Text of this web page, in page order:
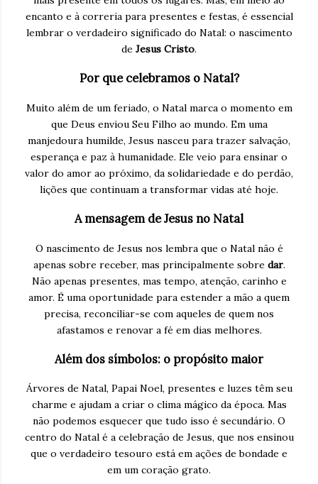
encanto e à correria para presentes e festas, é essencial
lembrar o verdadeiro significado do Natal: o nascimento
de Jesus Cristo.
Por que celebramos o Natal?
Muito além de um feriado, o Natal marca o momento em
que Deus enviou Seu Filho ao mundo. Em uma
manjedoura humilde, Jesus nasceu para trazer salvação,
esperança e paz à humanidade. Ele veio para ensinar o
valor do amor ao próximo, da solidariedade e do perdão,
lições que continuam a transformar vidas até hoje.
A mensagem de Jesus no Natal
O nascimento de Jesus nos lembra que o Natal não é
apenas sobre receber, mas principalmente sobre dar.
Não apenas presentes, mas tempo, atenção, carinho e
amor. É uma oportunidade para estender a mão a quem
precisa, reconciliar-se com aqueles de quem nos
afastamos e renovar a fé em dias melhores.
Além dos símbolos: o propósito maior
Árvores de Natal, Papai Noel, presentes e luzes têm seu
charme e ajudam a criar o clima mágico da época. Mas
não podemos esquecer que tudo isso é secundário. O
centro do Natal é a celebração de Jesus, que nos ensinou
que o verdadeiro tesouro está em ações de bondade e
em um coração grato.